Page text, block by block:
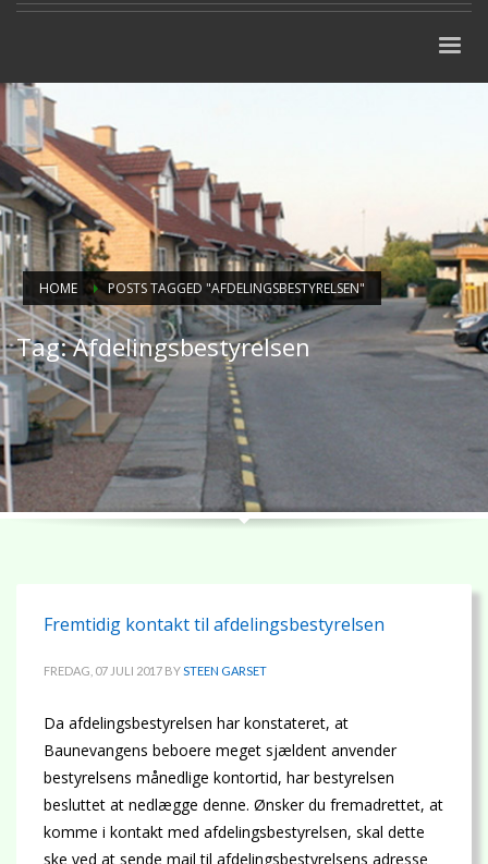
HOME POSTS TAGGED "AFDELINGSBESTYRELSEN"
Tag: Afdelingsbestyrelsen
Fremtidig kontakt til afdelingsbestyrelsen
FREDAG, 07 JULI 2017 BYSTEEN GARSET
Da afdelingsbestyrelsen har konstateret, at
Baunevangens beboere meget sjældent anvender
bestyrelsens månedlige kontortid, har bestyrelsen
besluttet at nedlægge denne. Ønsker du fremadrettet, at
komme i kontakt med afdelingsbestyrelsen, skal dette
ske ved at sende mail til afdelingsbestyrelsens adresse